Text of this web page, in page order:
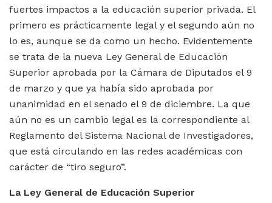
fuertes impactos a la educación superior privada. El
primero es prácticamente legal y el segundo aún no
lo es, aunque se da como un hecho. Evidentemente
se trata de la nueva Ley General de Educación
Superior aprobada por la Cámara de Diputados el 9
de marzo y que ya había sido aprobada por
unanimidad en el senado el 9 de diciembre. La que
aún no es un cambio legal es la correspondiente al
Reglamento del Sistema Nacional de Investigadores,
que está circulando en las redes académicas con
carácter de “tiro seguro”.
La Ley General de Educación Superior